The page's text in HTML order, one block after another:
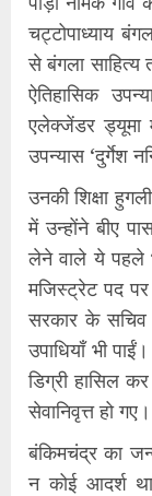
चट्टोपाध्याय
से बंगला साहित्य
ऐतिहासिक
एलेक्जेंडर ड्यूमा
उपन्यास ‘दुर्गेश
उनकी शिक्षा
में उन्होंने बीए
लेने वाले ये पहले
मजिस्ट्रेट पद
सरकार के सचिव
उपाधियाँ भी
डिग्री हासिल
सेवानिवृत्त हो गए।
बंकिमचंद्र का
न कोई आदर्श